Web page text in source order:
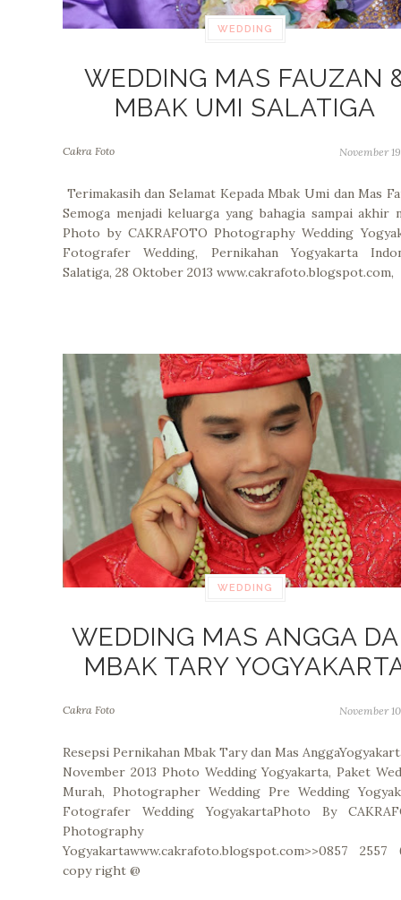
WEDDING
WEDDING MAS FAUZAN
MBAK UMI SALATIGA
Cakra Foto November
Terimakasih dan Selamat Kepada Mbak Umi dan Mas
Semoga menjadi keluarga yang bahagia sampai akhir
Photo by CAKRAFOTO Photography Wedding
Fotografer Wedding, Pernikahan Yogyakarta
Salatiga, 28 Oktober 2013 www.cakrafoto.blogspot.com,
WEDDING
WEDDING MAS ANGGA
MBAK TARY
Cakra Foto November
Resepsi Pernikahan Mbak Tary dan Mas
November 2013 Photo Wedding Yogyakarta, Paket
Murah, Photographer Wedding Pre Wedding
Fotografer Wedding YogyakartaPhoto By
Photography
Yogyakartawww.cakrafoto.blogspot.com>>0857 2557
copy right @